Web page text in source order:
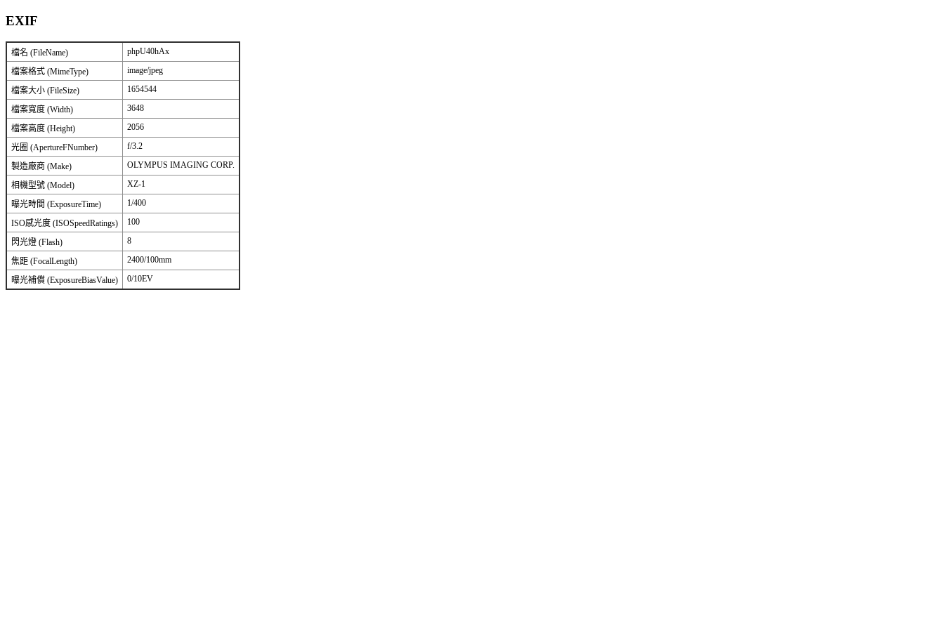
EXIF
檔名 (FileName) phpU40hAx
檔案格式 (MimeType) image/jpeg
檔案大小 (FileSize) 1654544
檔案寬度 (Width) 3648
檔案高度 (Height) 2056
光圈 (ApertureFNumber) f/3.2
製造廠商 (Make) OLYMPUS IMAGING CORP.
相機型號 (Model) XZ-1
曝光時間 (ExposureTime) 1/400
ISO感光度 (ISOSpeedRatings) 100
閃光燈 (Flash) 8
焦距 (FocalLength) 2400/100mm
曝光補償 (ExposureBiasValue) 0/10EV